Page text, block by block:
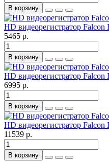
В корзину
HD видеорегистратор
5465 р.
В корзину
HD видеорегистратор
6995 р.
В корзину
HD видеорегистратор
11539 р.
В корзину